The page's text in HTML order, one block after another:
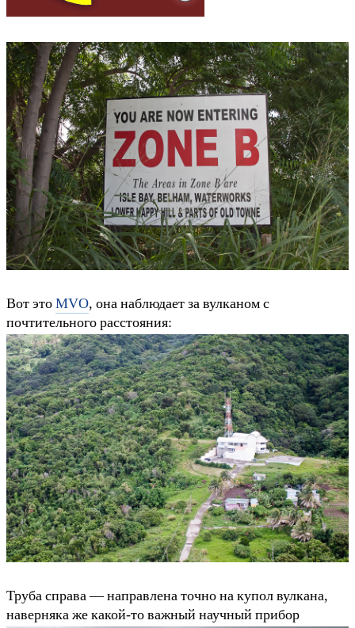
Вот этоMVO, она наблюдает за вулканом с
почтительного расстояния:
Труба справа — направлена точно на купол вулкана,
наверняка же какой-то важный научный прибор